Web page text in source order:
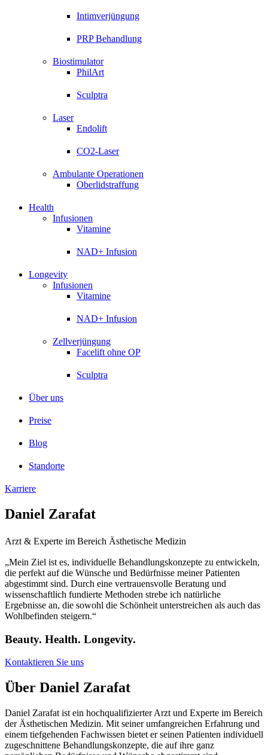
Intimverjüngung
PRP Behandlung
Biostimulator
PhilArt
Sculptra
Laser
Endolift
CO2-Laser
Ambulante Operationen
Oberlidstraffung
Health
Infusionen
Vitamine
NAD+ Infusion
Longevity
Infusionen
Vitamine
NAD+ Infusion
Zellverjüngung
Facelift ohne OP
Sculptra
Über uns
Preise
Blog
Standorte
Karriere
Daniel Zarafat
Arzt & Experte im Bereich Ästhetische Medizin
„Mein Ziel ist es, individuelle Behandlungskonzepte zu entwickeln,
die perfekt auf die Wünsche und Bedürfnisse meiner Patienten
abgestimmt sind. Durch eine vertrauensvolle Beratung und
wissenschaftlich fundierte Methoden strebe ich natürliche
Ergebnisse an, die sowohl die Schönheit unterstreichen als auch das
Wohlbefinden steigern.“
Beauty. Health. Longevity.
Kontaktieren Sie uns
Über Daniel Zarafat
Daniel Zarafat ist ein hochqualifizierter Arzt und Experte im Bereich
der Ästhetischen Medizin. Mit seiner umfangreichen Erfahrung und
einem tiefgehenden Fachwissen bietet er seinen Patienten individuell
zugeschnittene Behandlungskonzepte, die auf ihre ganz